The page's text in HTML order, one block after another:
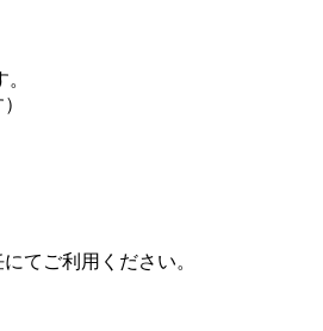
てご利用ください。